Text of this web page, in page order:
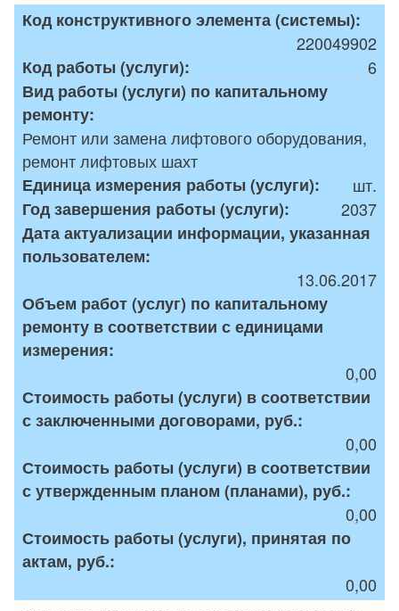
Код конструктивного элемента (системы):
220049902
Код работы (услуги):
6
Вид работы (услуги) по капитальному
ремонту:
Ремонт или замена лифтового оборудования,
ремонт лифтовых шахт
Единица измерения работы (услуги):
шт.
Год завершения работы (услуги):
2037
Дата актуализации информации, указанная
пользователем:
13.06.2017
Объем работ (услуг) по капитальному
ремонту в соответствии с единицами
измерения:
0,00
Стоимость работы (услуги) в соответствии
с заключенными договорами, руб.:
0,00
Стоимость работы (услуги) в соответствии
с утвержденным планом (планами), руб.:
0,00
Стоимость работы (услуги), принятая по
актам, руб.:
0,00